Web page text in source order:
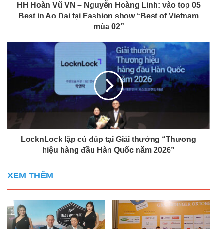
HH Hoàn Vũ VN – Nguyễn Hoàng Linh: vào top 05
Best in Ao Dai tại Fashion show “Best of Vietnam
mùa 02”
LocknLock lập cú đúp tại Giải thưởng “Thương
hiệu hàng đầu Hàn Quốc năm 2026”
XEM THÊM